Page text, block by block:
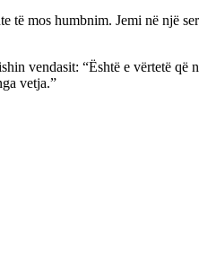
të mos humbnim. Jemi në një
vendasit: “Është e vërtetë
vetja.”